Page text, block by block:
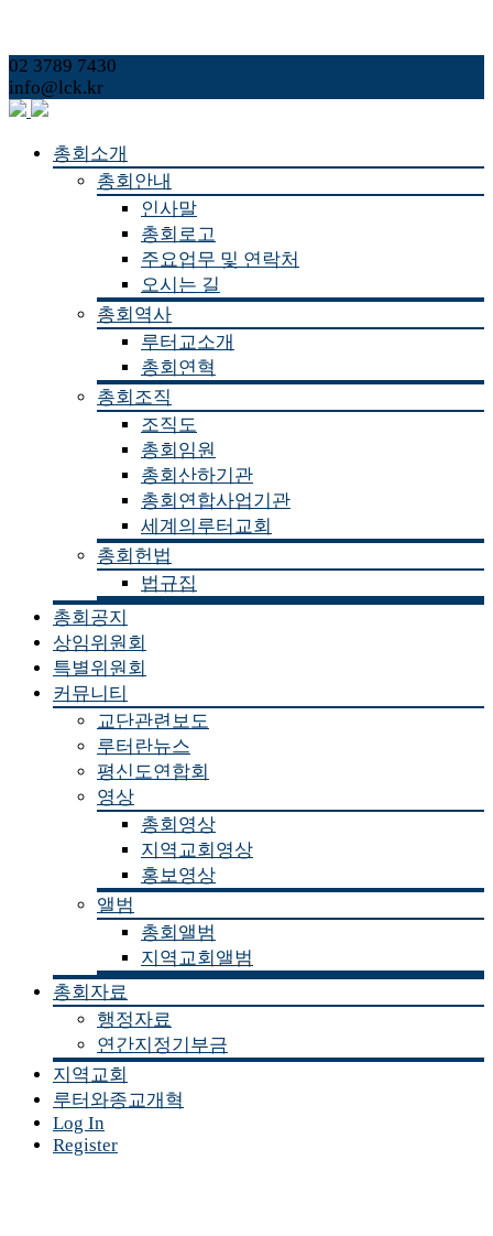
02 3789 7430
info@lck.kr
총회소개
총회안내
인사말
총회로고
주요업무 및 연락처
오시는 길
총회역사
루터교소개
총회연혁
총회조직
조직도
총회임원
총회산하기관
총회연합사업기관
세계의루터교회
총회헌법
법규집
총회공지
상임위원회
특별위원회
커뮤니티
교단관련보도
루터란뉴스
평신도연합회
영상
총회영상
지역교회영상
홍보영상
앨범
총회앨범
지역교회앨범
총회자료
행정자료
연간지정기부금
지역교회
루터와종교개혁
Log In
Register